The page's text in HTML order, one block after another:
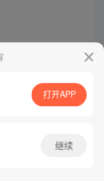
打开APP
继续
QQ阅读
5